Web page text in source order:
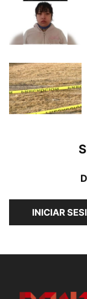
INICIAR